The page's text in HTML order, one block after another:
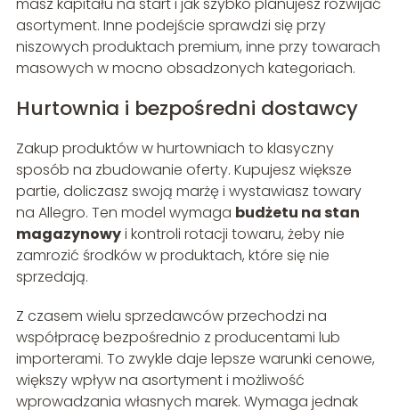
masz kapitału na start i jak szybko planujesz rozwijać
asortyment. Inne podejście sprawdzi się przy
niszowych produktach premium, inne przy towarach
masowych w mocno obsadzonych kategoriach.
Hurtownia i bezpośredni dostawcy
Zakup produktów w hurtowniach to klasyczny
sposób na zbudowanie oferty. Kupujesz większe
partie, doliczasz swoją marżę i wystawiasz towary
na Allegro. Ten model wymaga budżetu na stan
magazynowyi kontroli rotacji towaru, żeby nie
zamrozić środków w produktach, które się nie
sprzedają.
Z czasem wielu sprzedawców przechodzi na
współpracę bezpośrednio z producentami lub
importerami. To zwykle daje lepsze warunki cenowe,
większy wpływ na asortyment i możliwość
wprowadzania własnych marek. Wymaga jednak